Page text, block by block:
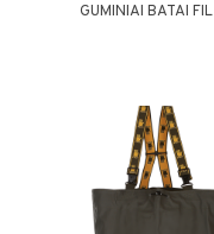
GUMINIAI BATAI FIL